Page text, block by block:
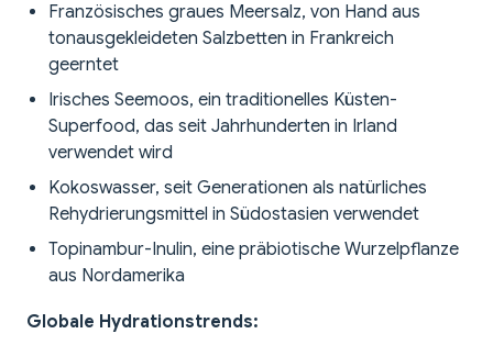
Französisches graues Meersalz, von Hand aus
tonausgekleideten Salzbetten in Frankreich
geerntet
Irisches Seemoos, ein traditionelles Küsten-
Superfood, das seit Jahrhunderten in Irland
verwendet wird
Kokoswasser, seit Generationen als natürliches
Rehydrierungsmittel in Südostasien verwendet
Topinambur-Inulin, eine präbiotische Wurzelpflanze
aus Nordamerika
Globale Hydrationstrends: